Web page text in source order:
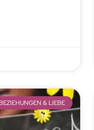
BEZIEHUNGEN & LIEBE